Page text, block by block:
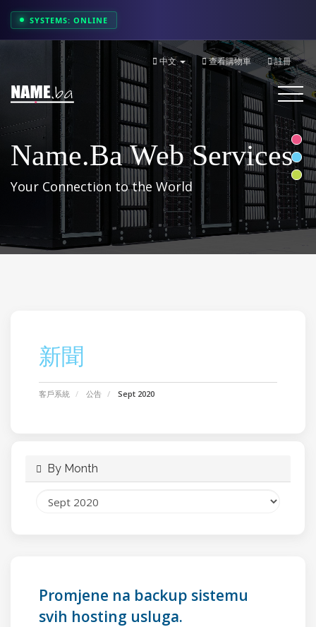
SYSTEMS: ONLINE
中文 查看購物車 註冊
Toggle
Name.ba Web Services
Your Connection to the World
新聞
客戶系統 公告 Sept 2020
By Month
Promjene na backup sistemu
svih hosting usluga.